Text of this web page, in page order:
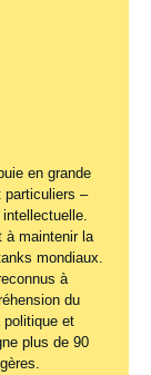
en grande
particuliers –
à maintenir la
mondiaux.
à
du
politique et
plus de 90